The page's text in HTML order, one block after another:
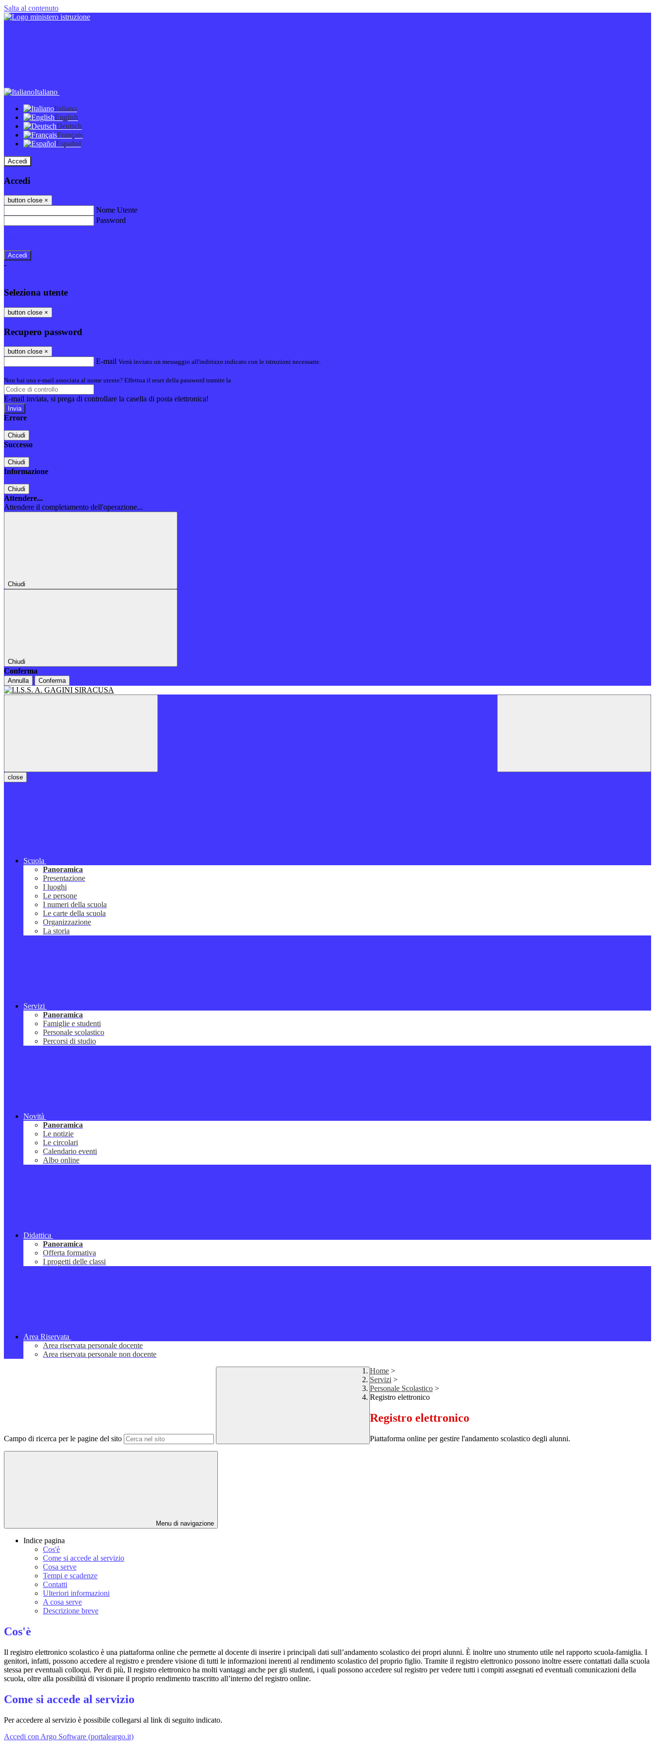
Salta al contenuto
Italiano
Italiano
English
Deutsch
Français
Español
Accedi
Accedi
button close ×
Nome Utente
Password
-
Seleziona utente
button close ×
Recupero password
button close ×
E-mail Verrà inviato un messaggio all'indirizzo indicato con le istruzioni necessarie.
Non hai una e-mail associata al nome utente? Effettua il reset della password tramite la
E-mail inviata, si prega di controllare la casella di posta elettronica!
Errore
Chiudi
Successo
Chiudi
Informazione
Chiudi
Attendere...
Attendere il completamento dell'operazione...
Chiudi
Chiudi
Conferma
Annulla Conferma
close
Scuola
Panoramica
Presentazione
I luoghi
Le persone
I numeri della scuola
Le carte della scuola
Organizzazione
La storia
Servizi
Panoramica
Famiglie e studenti
Personale scolastico
Percorsi di studio
Novità
Panoramica
Le notizie
Le circolari
Calendario eventi
Albo online
Didattica
Panoramica
Offerta formativa
I progetti delle classi
Area Riservata
Area riservata personale docente
Area riservata personale non docente
Campo di ricerca per le pagine del sito
Home >
Servizi >
Personale Scolastico >
Registro elettronico
Registro elettronico
Piattaforma online per gestire l'andamento scolastico degli alunni.
Menu di navigazione
Indice pagina
Cos'è
Come si accede al servizio
Cosa serve
Tempi e scadenze
Contatti
Ulteriori informazioni
A cosa serve
Descrizione breve
Cos'è
Il registro elettronico scolastico è una piattaforma online che permette al docente di inserire i principali dati sull’andamento scolastico dei propri alunni. È inoltre uno strumento utile nel rapporto scuola-famiglia. I
genitori, infatti, possono accedere al registro e prendere visione di tutti le informazioni inerenti al rendimento scolastico del proprio figlio. Tramite il registro elettronico possono inoltre essere contattati dalla scuola
stessa per eventuali colloqui. Per di più, Il registro elettronico ha molti vantaggi anche per gli studenti, i quali possono accedere sul registro per vedere tutti i compiti assegnati ed eventuali comunicazioni della
scuola, oltre alla possibilità di visionare il proprio rendimento trascritto all’interno del registro online.
Come si accede al servizio
Per accedere al servizio è possibile collegarsi al link di seguito indicato.
Accedi con Argo Software (portaleargo.it)